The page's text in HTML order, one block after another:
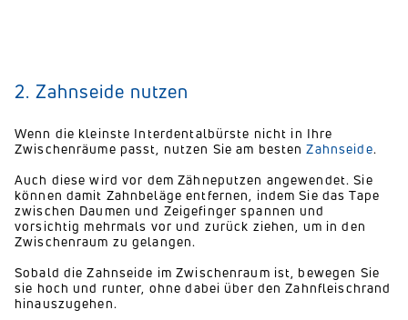
2. Zahnseide nutzen
Wenn die kleinste Interdentalbürste nicht in Ihre
Zwischenräume passt, nutzen Sie am bestenZahnseide.
Auch diese wird vor dem Zähneputzen angewendet. Sie
können damit Zahnbeläge entfernen, indem Sie das Tape
zwischen Daumen und Zeigefinger spannen und
vorsichtig mehrmals vor und zurück ziehen, um in den
Zwischenraum zu gelangen.
Sobald die Zahnseide im Zwischenraum ist, bewegen Sie
sie hoch und runter, ohne dabei über den Zahnfleischrand
hinauszugehen.